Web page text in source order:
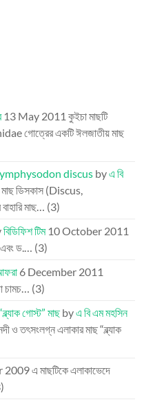
13 May 2011 কুইচা মাছটি
গোত্রের একটি ঈলজাতীয় মাছ
Symphysodon discus byএ বি
মাছ ডিসকাস (Discus,
মাছ… (3)
বিডিফিশ টিম 10 October 2011
এবং ড.… (3)
6 December 2011
চামচ… (3)
গোস্ট” মাছbyএ বি এম মহসিন
ও তৎসংলগ্ন এলাকার মাছ “ব্ল্যাক
2009এ মাছটিকে এলাকাভেদে